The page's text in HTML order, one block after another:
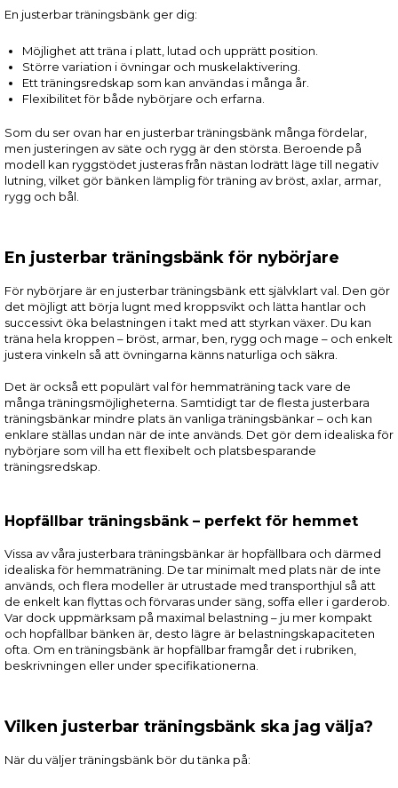
En justerbar träningsbänk ger dig:
Möjlighet att träna i platt, lutad och upprätt position.
Större variation i övningar och muskelaktivering.
Ett träningsredskap som kan användas i många år.
Flexibilitet för både nybörjare och erfarna.
Som du ser ovan har en justerbar träningsbänk många fördelar,
men justeringen av säte och rygg är den största. Beroende på
modell kan ryggstödet justeras från nästan lodrätt läge till negativ
lutning, vilket gör bänken lämplig för träning av bröst, axlar, armar,
rygg och bål.
En justerbar träningsbänk för nybörjare
För nybörjare är en justerbar träningsbänk ett självklart val. Den gör
det möjligt att börja lugnt med kroppsvikt och lätta hantlar och
successivt öka belastningen i takt med att styrkan växer. Du kan
träna hela kroppen – bröst, armar, ben, rygg och mage – och enkelt
justera vinkeln så att övningarna känns naturliga och säkra.
Det är också ett populärt val för hemmaträning tack vare de
många träningsmöjligheterna. Samtidigt tar de flesta justerbara
träningsbänkar mindre plats än vanliga träningsbänkar – och kan
enklare ställas undan när de inte används. Det gör dem idealiska för
nybörjare som vill ha ett flexibelt och platsbesparande
träningsredskap.
Hopfällbar träningsbänk – perfekt för hemmet
Vissa av våra justerbara träningsbänkar är hopfällbara och därmed
idealiska för hemmaträning. De tar minimalt med plats när de inte
används, och flera modeller är utrustade med transporthjul så att
de enkelt kan flyttas och förvaras under säng, soffa eller i garderob.
Var dock uppmärksam på maximal belastning – ju mer kompakt
och hopfällbar bänken är, desto lägre är belastningskapaciteten
ofta. Om en träningsbänk är hopfällbar framgår det i rubriken,
beskrivningen eller under specifikationerna.
Vilken justerbar träningsbänk ska jag välja?
När du väljer träningsbänk bör du tänka på: